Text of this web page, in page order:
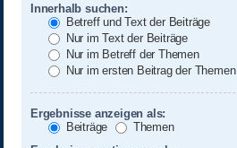
Innerhalb suchen:
Betreff und Text der Beiträge
Nur im Text der Beiträge
Nur im Betreff der Themen
Nur im ersten Beitrag der Themen
Ergebnisse anzeigen als:
Beiträge
Themen